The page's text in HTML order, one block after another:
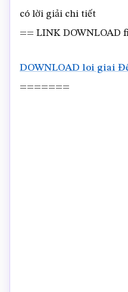
có lời giải chi tiết
== LINK DOWNLOAD
DOWNLOAD loi giai
=======